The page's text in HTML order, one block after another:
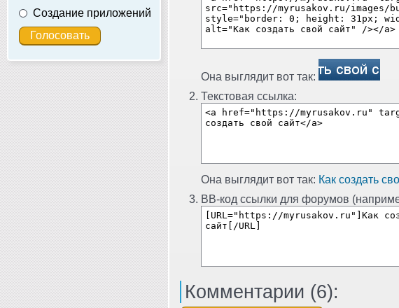
Создание приложений
Она выглядит вот так:
Текстовая ссылка:
Она выглядит вот так: Как создать
BB-код ссылки для форумов
Комментарии (6):